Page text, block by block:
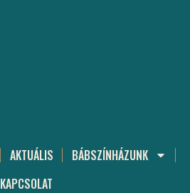
AKTUÁLIS
BÁBSZÍNHÁZUNK
KAPCSOLAT